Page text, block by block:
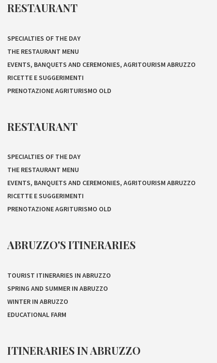
RESTAURANT
SPECIALTIES OF THE DAY
THE RESTAURANT MENU
EVENTS, BANQUETS AND CEREMONIES, AGRITOURISM ABRUZZO
RICETTE E SUGGERIMENTI
PRENOTAZIONE AGRITURISMO OLD
RESTAURANT
SPECIALTIES OF THE DAY
THE RESTAURANT MENU
EVENTS, BANQUETS AND CEREMONIES, AGRITOURISM ABRUZZO
RICETTE E SUGGERIMENTI
PRENOTAZIONE AGRITURISMO OLD
ABRUZZO'S ITINERARIES
TOURIST ITINERARIES IN ABRUZZO
SPRING AND SUMMER IN ABRUZZO
WINTER IN ABRUZZO
EDUCATIONAL FARM
ITINERARIES IN ABRUZZO